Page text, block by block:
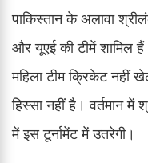
पाकिस्तान के अलावा
और यूएई की टीमें शामिल
महिला टीम क्रिकेट नहीं
हिस्सा नहीं है। वर्तमान
में इस टूर्नामेंट में उतरेगी।